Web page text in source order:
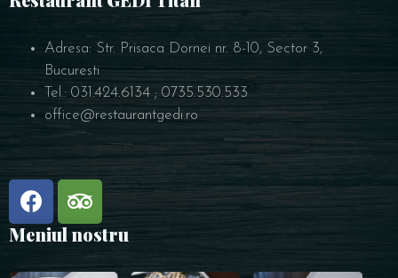
Adresa: Str. Prisaca Dornei nr. 8-10, Sector 3,
Bucuresti
Tel.: 031.424.6134 ; 0735.530.533
office@restaurantgedi.ro
Meniul nostru